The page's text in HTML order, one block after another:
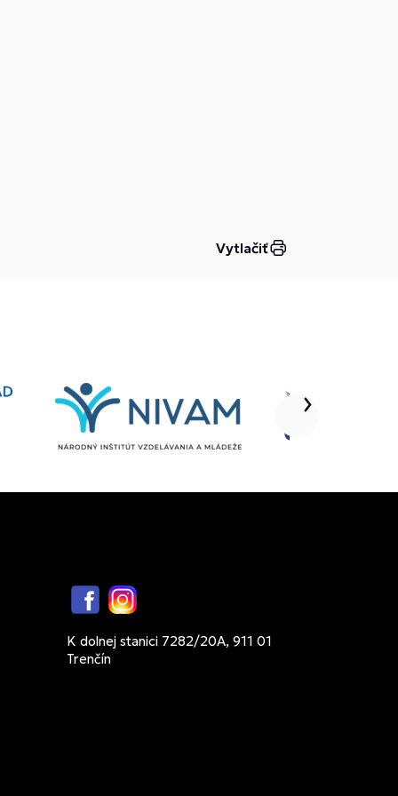
Vytlačiť
FacebookInstagram
K dolnej stanici 7282/20A, 911 01
Trenčín